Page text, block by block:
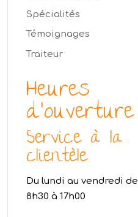
Spécialités
Témoignages
Traiteur
Heures
d’ouverture
Service à la
clientèle
Du lundi au vendredi de
8h30 à 17h00